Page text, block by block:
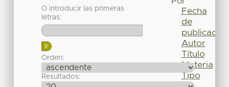
O introducir las primeras
letras:
Orden:
Resultados:
Fecha
de
publicación
Autor
Título
Materia
Tipo